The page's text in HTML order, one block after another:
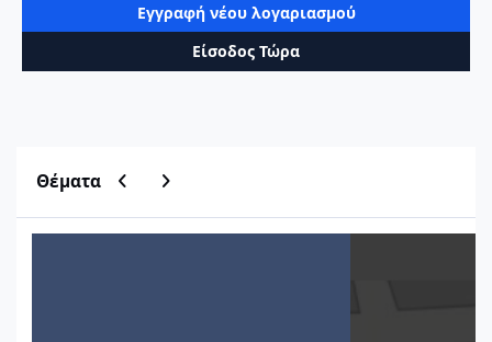
Εγγραφή νέου λογαριασμού
Είσοδος Τώρα
Θέματα Previous carousel slide
Next carousel slide